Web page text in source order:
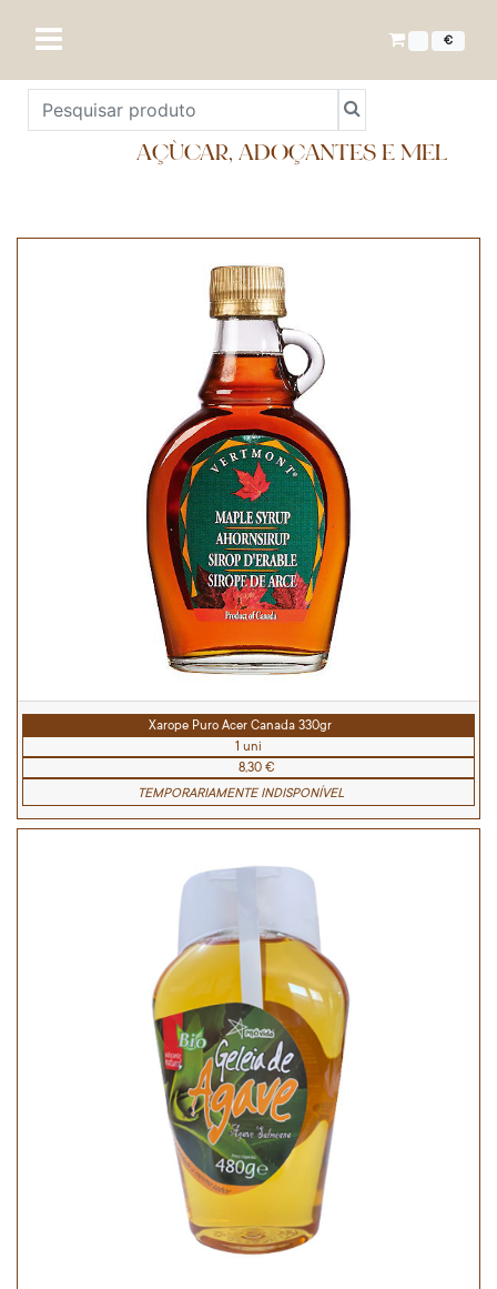
€
AÇÚCAR, ADOÇANTES E MEL
Xarope Puro Acer Canada 330gr
1 uni
8,30 €
TEMPORARIAMENTE INDISPONÍVEL